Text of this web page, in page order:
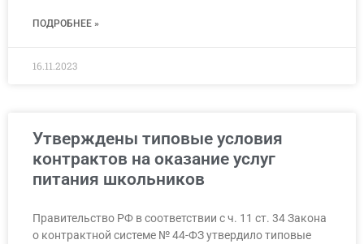
ПОДРОБНЕЕ »
16.11.2023
Утверждены типовые условия
контрактов на оказание услуг
питания школьников
Правительство РФ в соответствии с ч. 11 ст. 34 Закона
о контрактной системе № 44-ФЗ утвердило типовые